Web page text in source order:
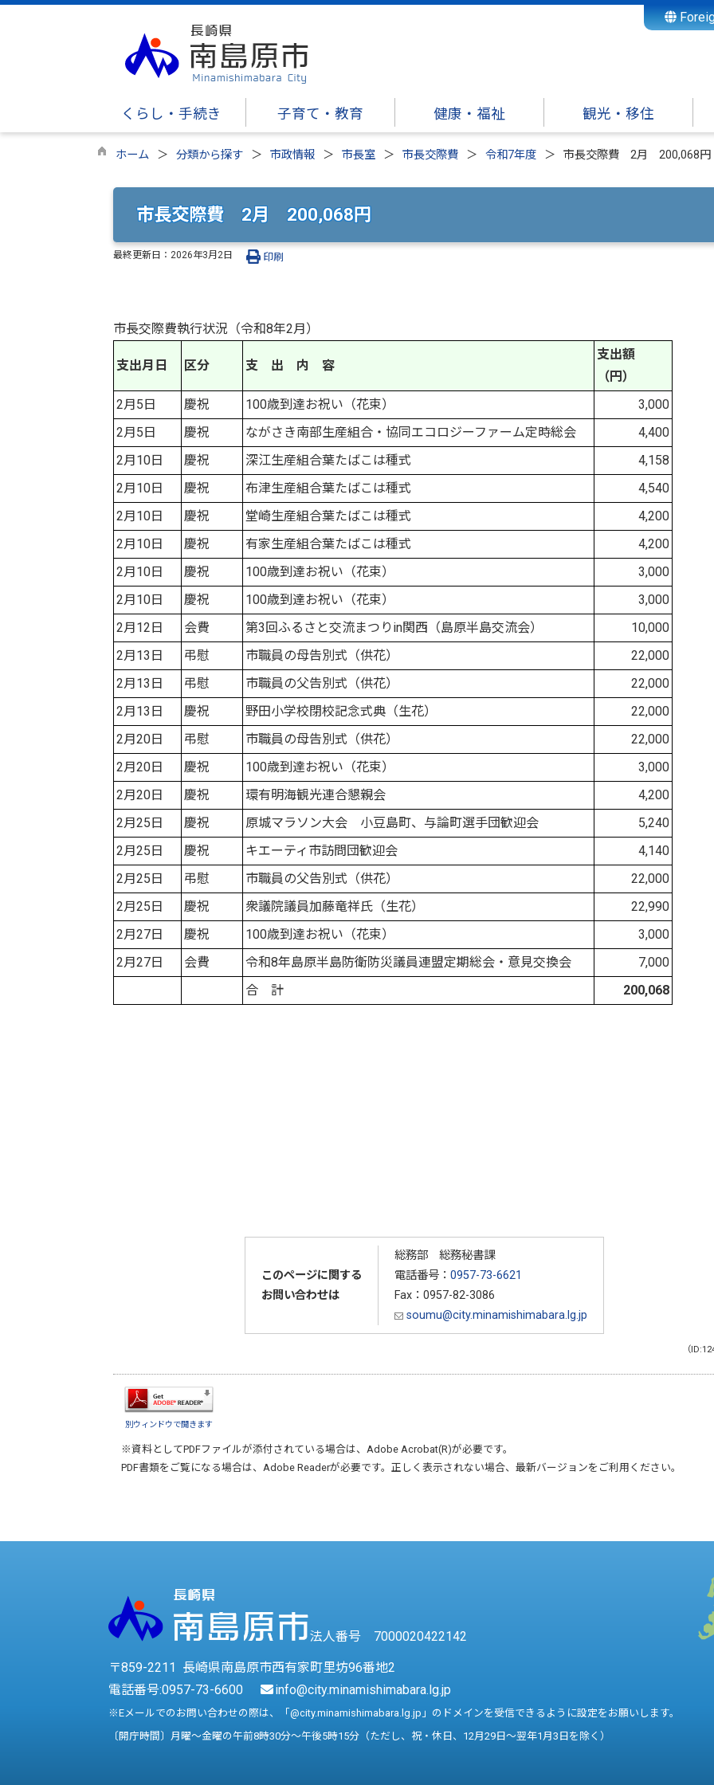
くらし・手続き 子育て・教育 健康・福祉 観光・移住
ホーム 分類から探す 市政情報 市長室 市長交際費 令和7年度 市長交際費 2月 200,068円
市長交際費 2月 200,068円
最終更新日： 2026年3月2日 印刷
市長交際費執行状況（令和8年2月）
支出月日 区分 支 出 内 容
支出額
（円）
2月5日
慶祝 100歳到達お祝い（花束）
3,000
2月5日
慶祝 ながさき南部生産組合・協同エコロジーファーム定時総会
4,400
2月10日
慶祝 深江生産組合葉たばこは種式
4,158
2月10日
慶祝 布津生産組合葉たばこは種式
4,540
2月10日
慶祝 堂崎生産組合葉たばこは種式
4,200
2月10日
慶祝 有家生産組合葉たばこは種式
4,200
2月10日
慶祝 100歳到達お祝い（花束）
3,000
2月10日
慶祝 100歳到達お祝い（花束）
3,000
2月12日
会費 第3回ふるさと交流まつりin関西（島原半島交流会）
10,000
2月13日
弔慰 市職員の母告別式（供花）
22,000
2月13日
弔慰 市職員の父告別式（供花）
22,000
2月13日
慶祝 野田小学校閉校記念式典（生花）
22,000
2月20日
弔慰 市職員の母告別式（供花）
22,000
2月20日
慶祝 100歳到達お祝い（花束）
3,000
2月20日
慶祝 環有明海観光連合懇親会
4,200
2月25日
慶祝 原城マラソン大会 小豆島町、与論町選手団歓迎会
5,240
2月25日
慶祝 キエーティ市訪問団歓迎会
4,140
2月25日
弔慰 市職員の父告別式（供花）
22,000
2月25日
慶祝 衆議院議員加藤竜祥氏（生花）
22,990
2月27日
慶祝 100歳到達お祝い（花束）
3,000
2月27日
会費 令和8年島原半島防衛防災議員連盟定期総会・意見交換会
7,000
合 計
200,068
このページに関する
お問い合わせは
総務部 総務秘書課
電話番号： 0957-73-6621
Fax：0957-82-3086
soumu@city.minamishimabara.lg.jp
（
別ウィンドウで開きます
※資料としてPDFファイルが添付されている場合は、 Adobe Acrobat(R)が必要です。
PDF書類をご覧になる場合は、 Adobe Readerが必要です。正しく表示されない場合、最新バージョンをご利用ください。
法人番号 7000020422142
〒859-2211 長崎県南島原市西有家町里坊96番地2
電話番号:0957-73-6600 info@city.minamishimabara.lg.jp
※Eメールでのお問い合わせの際は、「@city.minamishimabara.lg.jp」のドメインを受信できるように設定をお願いします。
〔開庁時間〕月曜～金曜の午前8時30分～午後5時15分（ただし、祝・休日、12月29日～翌年1月3日を除く）